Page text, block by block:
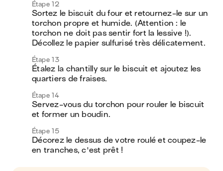
Étape 12
Sortez le biscuit du four et retournez-le sur un
torchon propre et humide. (Attention : le
torchon ne doit pas sentir fort la lessive !).
Décollez le papier sulfurisé très délicatement.
Étape 13
Étalez la chantilly sur le biscuit et ajoutez les
quartiers de fraises.
Étape 14
Servez-vous du torchon pour rouler le biscuit
et former un boudin.
Étape 15
Décorez le dessus de votre roulé et coupez-le
en tranches, c'est prêt !